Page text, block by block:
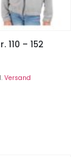
110 – 152
Versand